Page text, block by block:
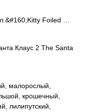
Foiled …
Клаус 2 The Santa
малорослый,
крошечный,
лилипутский,